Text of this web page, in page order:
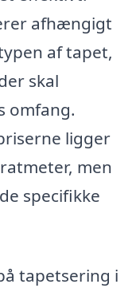
afhængigt
af tapet,
skal
omfang.
ligger
men
specifikke
tapetsering i